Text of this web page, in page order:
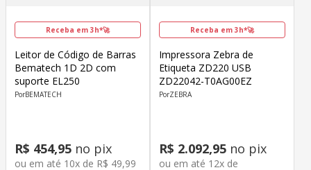
Receba em 3h*🚀
Leitor de Código de Barras
Bematech 1D 2D com
suporte EL250
BEMATECH
R$ 454,95 no pix
ou em até 10x de R$ 49,99
Receba em 3h*🚀
Impressora Zebra de
Etiqueta ZD220 USB
ZD22042-T0AG00EZ
ZEBRA
R$ 2.092,95 no pix
ou em até 12x de